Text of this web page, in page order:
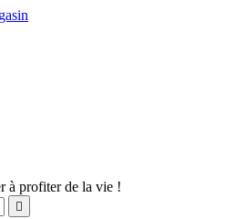
à profiter de la vie !
